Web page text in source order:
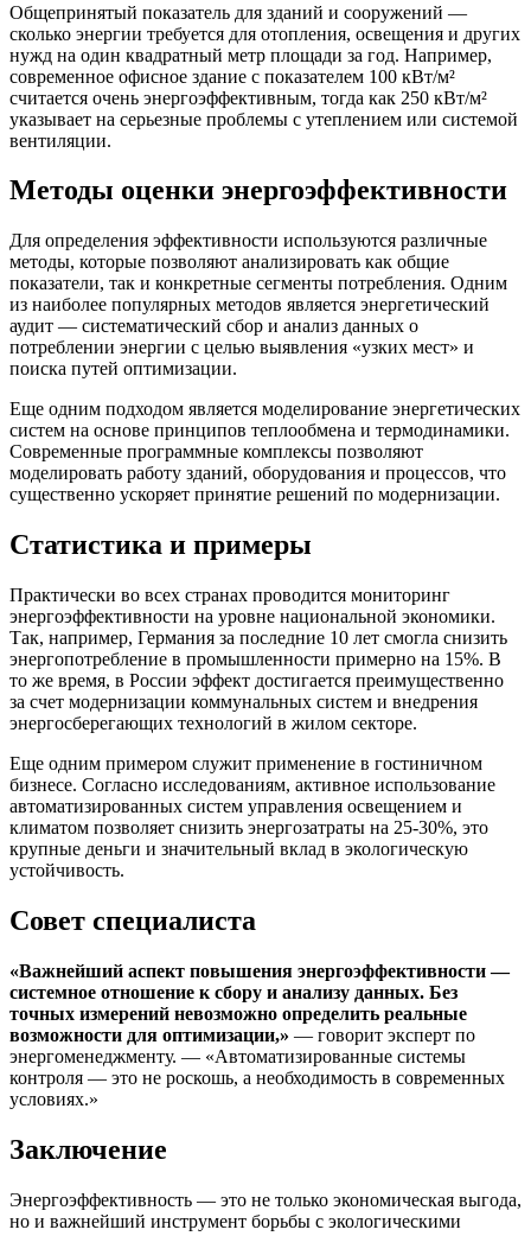
Общепринятый показатель для зданий и сооружений —
сколько энергии требуется для отопления, освещения и других
нужд на один квадратный метр площади за год. Например,
современное офисное здание с показателем 100 кВт/м²
считается очень энергоэффективным, тогда как 250 кВт/м²
указывает на серьезные проблемы с утеплением или системой
вентиляции.
Методы оценки энергоэффективности
Для определения эффективности используются различные
методы, которые позволяют анализировать как общие
показатели, так и конкретные сегменты потребления. Одним
из наиболее популярных методов является энергетический
аудит — систематический сбор и анализ данных о
потреблении энергии с целью выявления «узких мест» и
поиска путей оптимизации.
Еще одним подходом является моделирование энергетических
систем на основе принципов теплообмена и термодинамики.
Современные программные комплексы позволяют
моделировать работу зданий, оборудования и процессов, что
существенно ускоряет принятие решений по модернизации.
Статистика и примеры
Практически во всех странах проводится мониторинг
энергоэффективности на уровне национальной экономики.
Так, например, Германия за последние 10 лет смогла снизить
энергопотребление в промышленности примерно на 15%. В
то же время, в России эффект достигается преимущественно
за счет модернизации коммунальных систем и внедрения
энергосберегающих технологий в жилом секторе.
Еще одним примером служит применение в гостиничном
бизнесе. Согласно исследованиям, активное использование
автоматизированных систем управления освещением и
климатом позволяет снизить энергозатраты на 25-30%, это
крупные деньги и значительный вклад в экологическую
устойчивость.
Совет специалиста
«Важнейший аспект повышения энергоэффективности —
системное отношение к сбору и анализу данных. Без
точных измерений невозможно определить реальные
возможности для оптимизации,» — говорит эксперт по
энергоменеджменту. — «Автоматизированные системы
контроля — это не роскошь, а необходимость в современных
условиях.»
Заключение
Энергоэффективность — это не только экономическая выгода,
но и важнейший инструмент борьбы с экологическими